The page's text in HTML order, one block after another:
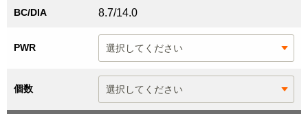
BC/DIA 8.7/14.0
PWR
個数